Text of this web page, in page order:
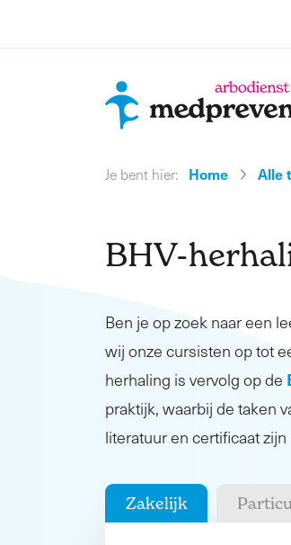
Je bent hier: Home Alle
BHV-
Ben je op zoek naar een
wij onze cursisten op tot
herhaling is vervolg op de
praktijk, waarbij de taken
literatuur en certificaat
Zakelijk